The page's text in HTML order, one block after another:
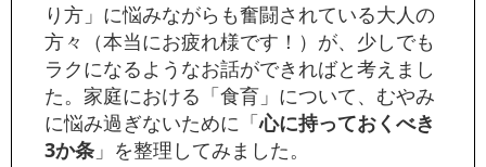
り方」に悩みながらも奮闘されている大人の
方々（本当にお疲れ様です！）が、少しでも
ラクになるようなお話ができればと考えまし
た。家庭における「食育」について、むやみ
に悩み過ぎないために「心に持っておくべき
3か条 」を整理してみました。